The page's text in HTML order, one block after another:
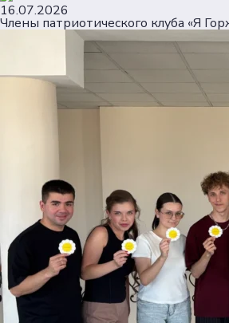
16.07.2026
Члены патриотического клуба «Я